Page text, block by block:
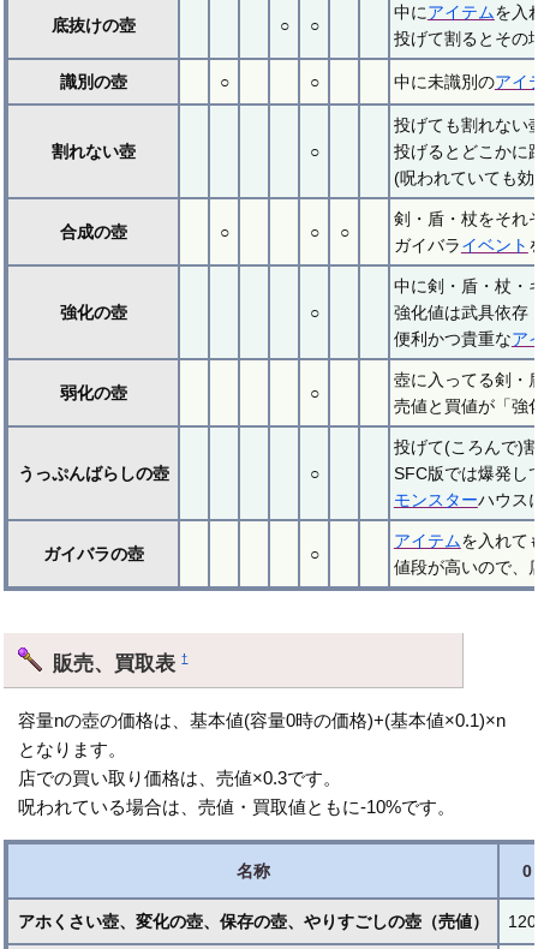
底抜けの壺 ○ ○
中にアイテムを入
投げて割るとその
識別の壺 ○ ○ 中に未識別のアイ
割れない壺 ○
投げても割れない
投げるとどこかに
(呪われていても
合成の壺 ○ ○ ○
剣・盾・杖をそれ
ガイバライベント
強化の壺 ○
中に剣・盾・杖・
強化値は武具依存
便利かつ貴重なア
弱化の壺 ○
壺に入ってる剣・
売値と買値が「強
うっぷんばらしの壺 ○
投げて(ころんで)
SFC版では爆発し
モンスターハウス
ガイバラの壺 ○
アイテムを入れて
値段が高いので、
販売、買取表†
容量nの壺の価格は、基本値(容量0時の価格)+(基本値×0.1)×n
となります。
店での買い取り価格は、売値×0.3です。
呪われている場合は、売値・買取値ともに-10%です。
名称 0
アホくさい壺、変化の壺、保存の壺、やりすごしの壺（売値）